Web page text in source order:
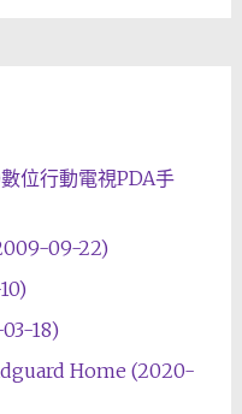
位行動電視PDA手
09-22)
18)
Home (2020-